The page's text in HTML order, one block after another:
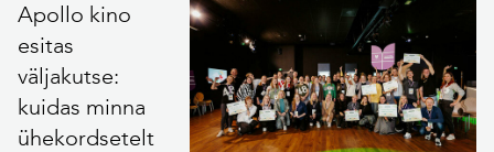
Apollo kino
esitas
väljakutse:
kuidas minna
ühekordsetelt